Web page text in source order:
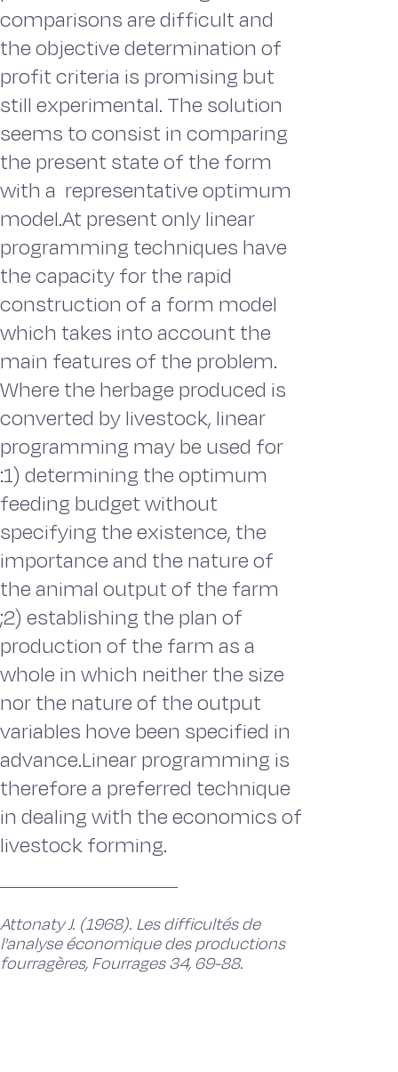
comparisons are difficult and
the objective determination of
profit criteria is promising but
still experimental. The solution
seems to consist in comparing
the present state of the form
with a representative optimum
model.At present only linear
programming techniques have
the capacity for the rapid
construction of a form model
which takes into account the
main features of the problem.
Where the herbage produced is
converted by livestock, linear
programming may be used for
:1) determining the optimum
feeding budget without
specifying the existence, the
importance and the nature of
the animal output of the farm
;2) establishing the plan of
production of the farm as a
whole in which neither the size
nor the nature of the output
variables hove been specified in
advance.Linear programming is
therefore a preferred technique
in dealing with the economics of
livestock forming.
Attonaty J. (1968). Les difficultés de
l'analyse économique des productions
fourragères, Fourrages 34, 69-88.